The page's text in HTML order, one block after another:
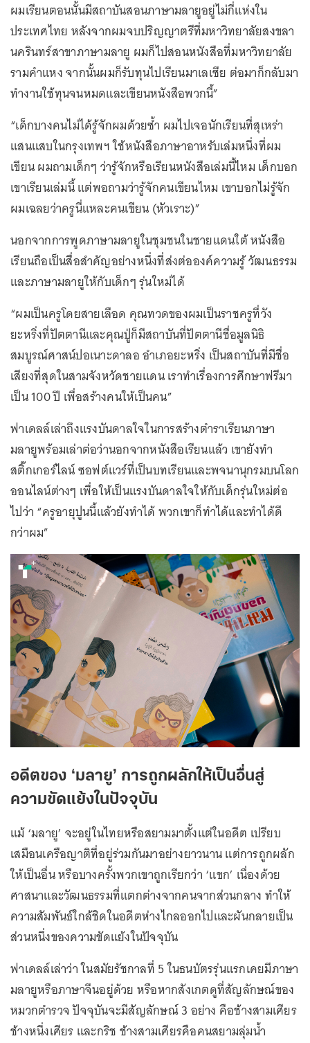
ผมเรียนตอนนั้นมีสถาบันสอนภาษามลายูอยู่ไม่กี่แห่งใน
ประเทศไทย หลังจากผมจบปริญญาตรีที่มหาวิทยาลัยสงขลา
นครินทร์สาขาภาษามลายู ผมก็ไปสอนหนังสือที่มหาวิทยาลัย
รามคำแหง จากนั้นผมก็รับทุนไปเรียนมาเลเซีย ต่อมาก็กลับมา
ทำงานใช้ทุนจนหมดและเขียนหนังสือพวกนี้”
“เด็กบางคนไม่ได้รู้จักผมด้วยซ้ำ ผมไปเจอนักเรียนที่สุเหร่า
แสนแสบในกรุงเทพฯ ใช้หนังสือภาษาอาหรับเล่มหนึ่งที่ผม
เขียน ผมถามเด็กๆ ว่ารู้จักหรือเรียนหนังสือเล่มนี้ไหม เด็กบอก
เขาเรียนเล่มนี้ แต่พอถามว่ารู้จักคนเขียนไหม เขาบอกไม่รู้จัก
ผมเฉลยว่าครูนี่แหละคนเขียน (หัวเราะ)”
นอกจากการพูดภาษามลายูในชุมชนในชายแดนใต้ หนังสือ
เรียนถือเป็นสื่อสำคัญอย่างหนึ่งที่ส่งต่อองค์ความรู้ วัฒนธรรม
และภาษามลายูให้กับเด็กๆ รุ่นใหม่ได้
“ผมเป็นครูโดยสายเลือด คุณทวดของผมเป็นราชครูที่วัง
ยะหริ่งที่ปัตตานีและคุณปู่ก็มีสถาบันที่ปัตตานีชื่อมูลนิธิ
สมบูรณ์ศาสน์ปอเนาะดาลอ อำเภอยะหริ่ง เป็นสถาบันที่มีชื่อ
เสียงที่สุดในสามจังหวัดชายแดน เราทำเรื่องการศึกษาฟรีมา
เป็น 100 ปี เพื่อสร้างคนให้เป็นคน”
ฟาเดลล์เล่าถึงแรงบันดาลใจในการสร้างตำราเรียนภาษา
มลายูพร้อมเล่าต่อว่านอกจากหนังสือเรียนแล้ว เขายังทำ
สติ๊กเกอร์ไลน์ ซอฟต์แวร์ที่เป็นบทเรียนและพจนานุกรมบนโลก
ออนไลน์ต่างๆ เพื่อให้เป็นแรงบันดาลใจให้กับเด็กรุ่นใหม่ต่อ
ไปว่า “ครูอายุปูนนี้แล้วยังทำได้ พวกเขาก็ทำได้และทำได้ดี
กว่าผม”
อดีตของ ‘มลายู’ การถูกผลักให้เป็นอื่นสู่
ความขัดแย้งในปัจจุบัน
แม้ ‘มลายู’ จะอยู่ในไทยหรือสยามมาตั้งแต่ในอดีต เปรียบ
เสมือนเครือญาติที่อยู่ร่วมกันมาอย่างยาวนาน แต่การถูกผลัก
ให้เป็นอื่น หรือบางครั้งพวกเขาถูกเรียกว่า ‘แขก’ เนื่องด้วย
ศาสนาและวัฒนธรรมที่แตกต่างจากคนจากส่วนกลาง ทำให้
ความสัมพันธ์ใกล้ชิดในอดีตห่างไกลออกไปและผันกลายเป็น
ส่วนหนึ่งของความขัดแย้งในปัจจุบัน
ฟาเดลล์เล่าว่า ในสมัยรัชกาลที่ 5 ในธนบัตรรุ่นแรกเคยมีภาษา
มลายูหรือภาษาจีนอยู่ด้วย หรือหากสังเกตดูที่สัญลักษณ์ของ
หมวกตำรวจ ปัจจุบันจะมีสัญลักษณ์ 3 อย่าง คือช้างสามเศียร
ช้างหนึ่งเศียร และกริช ช้างสามเศียรคือคนสยามลุ่มน้ำ